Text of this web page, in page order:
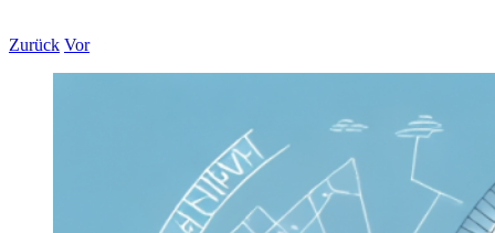
Zurück Vor